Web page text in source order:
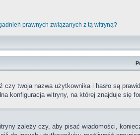
prawnych związanych z tą witryną?
twoja nazwa użytkownika i hasło są
konfiguracja witryny, na której znajduje
zależy czy, aby pisać wiadomości,